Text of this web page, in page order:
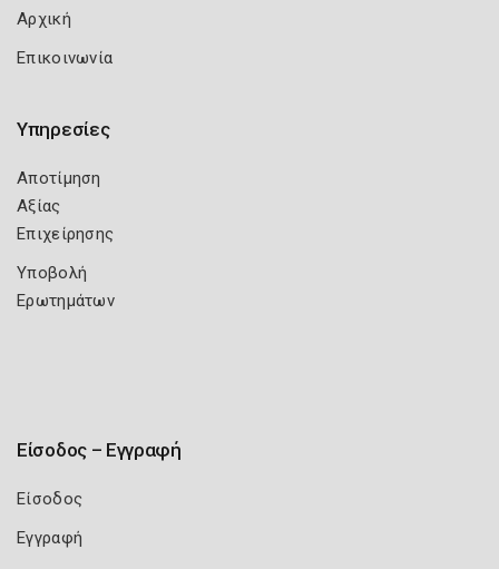
Αρχική
Επικοινωνία
Υπηρεσίες
Αποτίμηση
Αξίας
Επιχείρησης
Υποβολή
Ερωτημάτων
Είσοδος – Εγγραφή
Είσοδος
Εγγραφή